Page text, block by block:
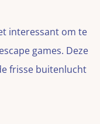
interessant om te
games. Deze
frisse buitenlucht